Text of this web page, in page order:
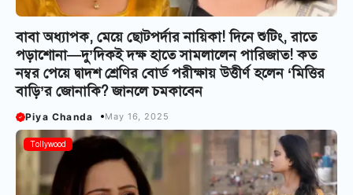
বাবা অধ্যাপক, মেয়ে ছোটপর্দার নায়িকা! দিনে শুটিং, রাতে
পড়াশোনা—দু’দিকই দক্ষ হাতে সামলালেন পারিজাত! কত
নম্বর পেয়ে দ্বাদশ শ্রেণির বোর্ড পরীক্ষায় উত্তীর্ণ হলেন ‘মিত্তির
বাড়ি’র জোনাকি? জানলে চমকাবেন
Piya Chanda May 16, 2025
Tollywood